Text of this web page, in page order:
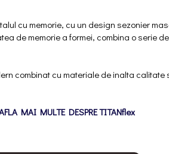
cu memorie, cu un design sezonier
de memorie a formei, combina o serie
combinat cu materiale de inalta
MAI MULTE DESPRE TITANflex